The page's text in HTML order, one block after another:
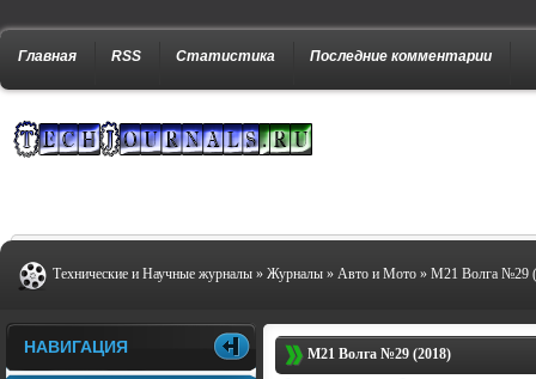
Главная RSS Статистика Последние комментарии
Технические и Научные журналы » Журналы » Авто и Мото » М21 Волга №29
М21 Волга №29 (2018)
НАВИГАЦИЯ